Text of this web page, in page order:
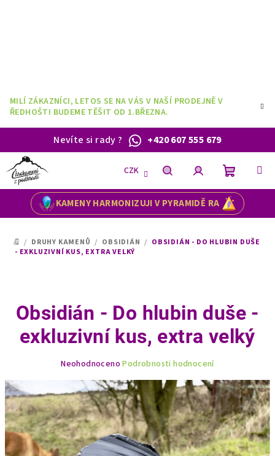
MILÍ ZÁKAZNÍCI, LETOS SE NA VÁS V NAŠÍ PRODEJNĚ V
ŘEDHOŠTI BUDEME TĚŠIT OD 1.BŘEZNA.
Nevíte si rady? +420 607 555 679
KAMENY HARMONIZUJI V PYRAMIDĚ RA
CZK
HledatPřihlášeníNákupní
DOMŮ
/ DRUHY KAMENŮ / OBSIDIÁN / OBSIDIÁN - DO HLUBIN DUŠE
- EXKLUZIVNÍ KUS, EXTRA VELKÝ
Obsidián - Do hlubin duše -
exkluzivní kus, extra velký
produktu
je
0,0
z
5
hvězdiček.
Neohodnoceno Podrobnosti hodnocení